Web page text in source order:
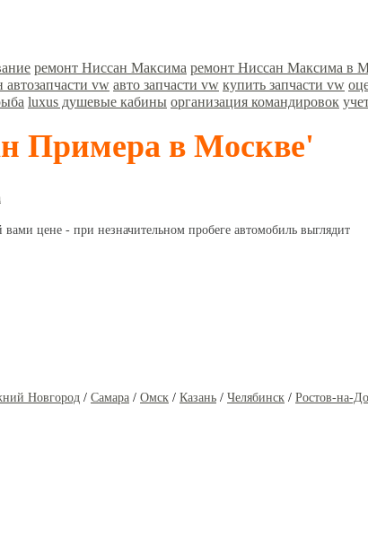
ремонт Ниссан Максима ремонт Ниссан Максима в
автозапчасти vw авто запчасти vw купить запчасти vw
luxus душевые кабины организация командировок
Примера в Москве'
цене - при незначительном пробеге автомобиль выглядит
Новгород / Самара / Омск / Казань / Челябинск / Ростов-на-